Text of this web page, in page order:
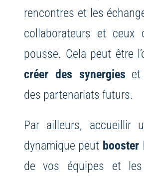
rencontres et les
collaborateurs et ceux
pousse. Cela peut être
créer des synergies et
des partenariats futurs.
Par ailleurs, accueillir
dynamique peut booster
de vos équipes et